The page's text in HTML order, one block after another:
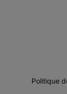
Politique